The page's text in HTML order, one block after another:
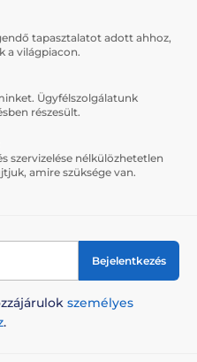
tapasztalatot adott ahhoz,
a világpiacon.
Ügyfélszolgálatunk
részesült.
szervizelése nélkülözhetetlen
amire szüksége van.
Bejelentkezés
személyes
.